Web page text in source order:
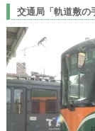
交通局「軌道敷の